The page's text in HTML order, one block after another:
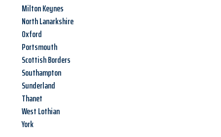
Milton Keynes
North Lanarkshire
Oxford
Portsmouth
Scottish Borders
Southampton
Sunderland
Thanet
West Lothian
York